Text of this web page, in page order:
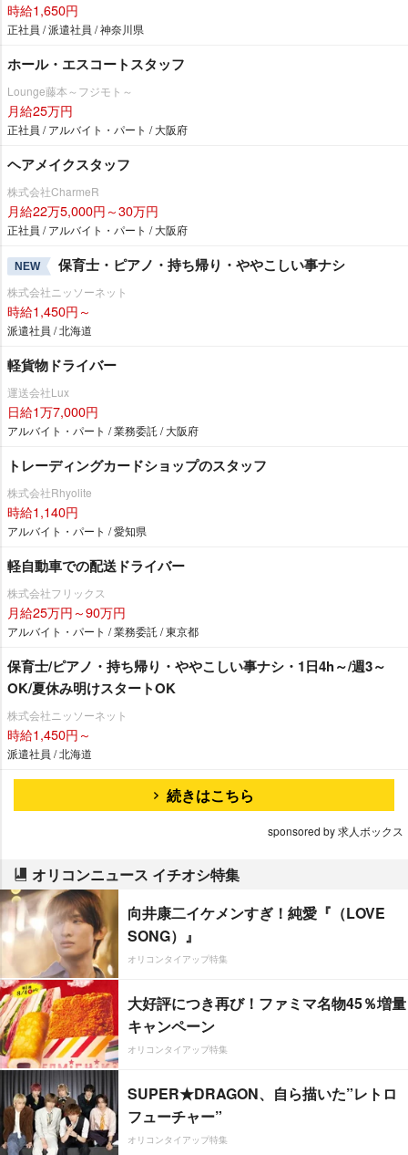
時給1,650円
正社員 / 派遣社員 / 神奈川県
ホール・エスコートスタッフ
Lounge藤本～フジモト～
月給25万円
正社員 / アルバイト・パート / 大阪府
ヘアメイクスタッフ
株式会社CharmeR
月給22万5,000円～30万円
正社員 / アルバイト・パート / 大阪府
NEW 保育士・ピアノ・持ち帰り・ややこしい事ナシ
株式会社ニッソーネット
時給1,450円～
派遣社員 / 北海道
軽貨物ドライバー
運送会社Lux
日給1万7,000円
アルバイト・パート / 業務委託 / 大阪府
トレーディングカードショップのスタッフ
株式会社Rhyolite
時給1,140円
アルバイト・パート / 愛知県
軽自動車での配送ドライバー
株式会社フリックス
月給25万円～90万円
アルバイト・パート / 業務委託 / 東京都
保育士/ピアノ・持ち帰り・ややこしい事ナシ・1日4h～/週3～
OK/夏休み明けスタートOK
株式会社ニッソーネット
時給1,450円～
派遣社員 / 北海道
続きはこちら
sponsored by 求人ボックス
オリコンニュース イチオシ特集
向井康二イケメンすぎ！純愛『（LOVE
SONG）』
オリコンタイアップ特集
大好評につき再び！ファミマ名物45％増量
キャンペーン
オリコンタイアップ特集
SUPER★DRAGON、自ら描いた”レトロ
フューチャー”
オリコンタイアップ特集